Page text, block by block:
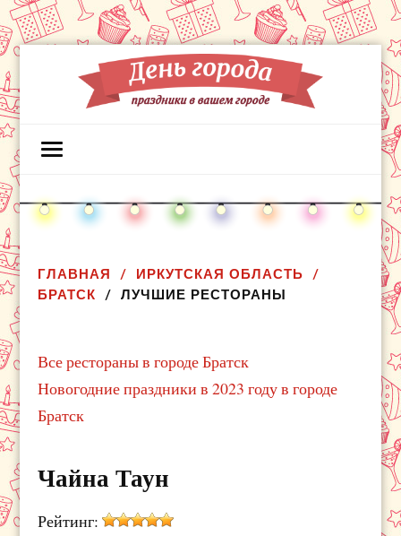
ГЛАВНАЯ
ИРКУТСКАЯ ОБЛАСТЬ
БРАТСК
ЛУЧШИЕ РЕСТОРАНЫ
Все рестораны в городе Братск
Новогодние праздники в 2023 году в городе
Братск
Чайна Таун
Рейтинг: